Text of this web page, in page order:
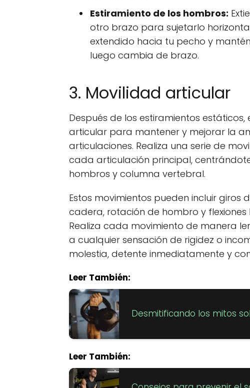
Estiramiento de los hombros:
otro brazo para sujetarlo
extendido hacia tu pecho y
luego cambia de brazo.
3. Movilidad articular
Después de los estiramientos
articular para mantener y mejorar la
articulaciones. Realiza una serie de
cada articulación principal,
hombros y columna vertebral.
Estos movimientos pueden incluir
cadera, rotación de hombro y
Realiza cada movimiento de manera
a cualquier sensación de rigidez o
molestia, detente inmediatamente y
Leer También:
Desmitificando los mitos
Leer También: